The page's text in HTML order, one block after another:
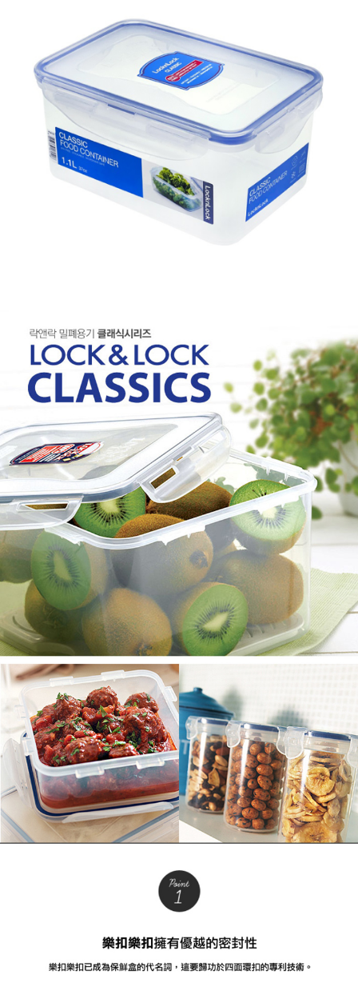
※ 請注意：結帳手續完成當下不需立刻繳費，但若您需要取消訂單，請聯絡
購買商品的店家。未經商家同意取消之訂單仍視為有效，需透過AFTEE先享
後付繳納相關費用。
※ 交易是否成功請以「AFTEE先享後付 」之結帳頁面顯示為準，若有關於
是否繳費成功／繳費後需取消欲退款等相關疑問，請聯繫「AFTEE先享後付
客戶支援中心」https://netprotections.freshdesk.com/support/home
【注意事項】
１．透過由恩沛科技股份有限公司提供之「AFTEE先享後付」服務完成之交
易，需依本服務之必要範圍內提供個人資料，並將交易相關給付款項請求債
權轉讓予恩沛科技股份有限公司。
２．關於個人資料處理事宜，請瀏覽以下網址：
https://aftee.tw/terms/#terms3
３．未成年的使用者請事先徵得法定代理人或監護人之同意方可使用
「AFTEE先享後付」，若未經同意申辦者引起之損失，本公司不負相關責
每筆NT$60，滿NT$599(含以上)免運費
付款後7-11取貨
每筆NT$60，滿NT$599(含以上)免運費
每筆NT$120，滿NT$899(含以上)免運費